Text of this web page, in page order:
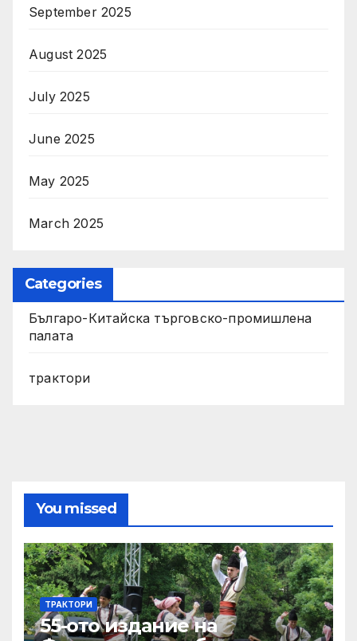
September 2025
August 2025
July 2025
June 2025
May 2025
March 2025
Categories
Българо-Китайска търговско-промишлена
палата
трактори
You missed
ТРАКТОРИ
55-ото издание на